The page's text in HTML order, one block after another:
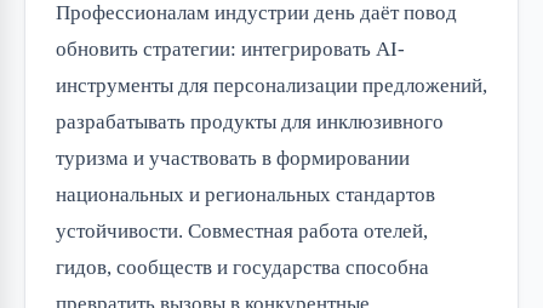
Профессионалам индустрии день даёт повод
обновить стратегии: интегрировать AI-
инструменты для персонализации предложений,
разрабатывать продукты для инклюзивного
туризма и участвовать в формировании
национальных и региональных стандартов
устойчивости. Совместная работа отелей,
гидов, сообществ и государства способна